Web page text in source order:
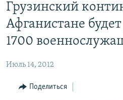
основному
содержанию
Вернутся
главной
Вернутся
ТБИЛИСИ
СУХУМИ
ВЕСЬ КАВКАЗ
СЕВЕРНЫЙ КАВКАЗ
ТЕМЫ
Грузинский
Афганистане
1700
Июль 14, 2012
Поделиться